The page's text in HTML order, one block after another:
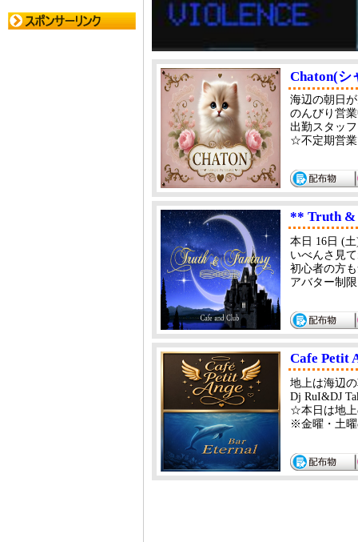
Chaton(シ
海辺の朝日
のんびり営
出勤スタッ
☆不定期営
** Truth &
本日 16日 (
いべんさ見
初心者の方
アバター制
Cafe Petit
地上は海辺
Dj RuI&DJ
☆本日は地上
※金曜・土曜